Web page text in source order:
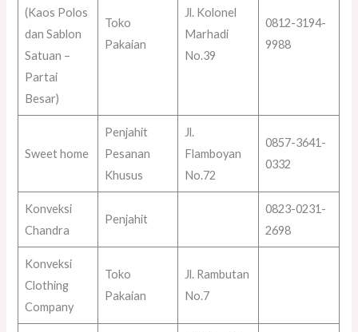
(Kaos Polos
dan Sablon
Satuan –
Partai
Besar)
Toko
Pakaian
Jl. Kolonel
Marhadi
No.39
0812-3194-
9988
Sweet home
Penjahit
Pesanan
Khusus
Jl.
Flamboyan
No.72
0857-3641-
0332
Konveksi
Chandra
Penjahit
0823-0231-
2698
Konveksi
Clothing
Company
Toko
Pakaian
Jl. Rambutan
No.7